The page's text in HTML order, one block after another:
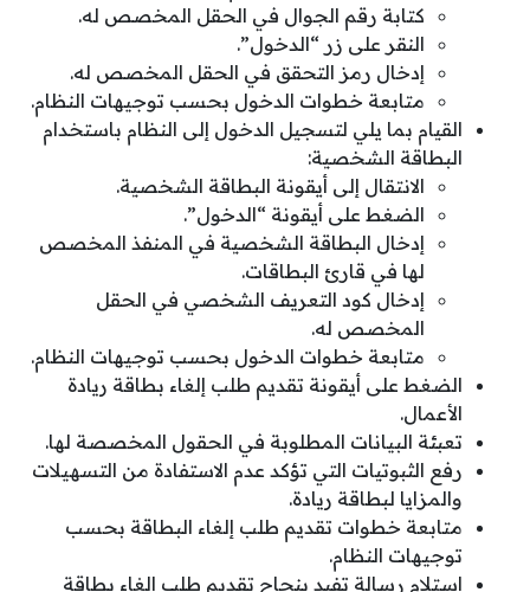
كتابة رقم الجوال في الحقل المخصص له.
النقر على زر “الدخول”.
إدخال رمز التحقق في الحقل المخصص له.
متابعة خطوات الدخول بحسب توجيهات النظام.
القيام بما يلي لتسجيل الدخول إلى النظام باستخدام
البطاقة الشخصية:
الانتقال إلى أيقونة البطاقة الشخصية.
الضغط على أيقونة “الدخول”.
إدخال البطاقة الشخصية في المنفذ المخصص
لها في قارئ البطاقات.
إدخال كود التعريف الشخصي في الحقل
المخصص له.
متابعة خطوات الدخول بحسب توجيهات النظام.
الضغط على أيقونة تقديم طلب إلغاء بطاقة ريادة
الأعمال.
تعبئة البيانات المطلوبة في الحقول المخصصة لها.
رفع الثبوتيات التي تؤكد عدم الاستفادة من التسهيلات
والمزايا لبطاقة ريادة.
متابعة خطوات تقديم طلب إلغاء البطاقة بحسب
توجيهات النظام.
استلام رسالة تفيد بنجاح تقديم طلب إلغاء بطاقة